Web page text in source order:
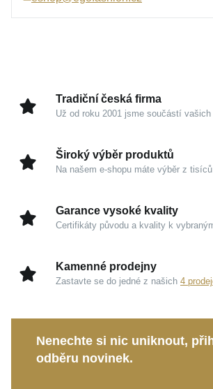
precizností a lehkostí, která vás bude
dnem.
Kouzlo v detailech
nadčasovou hodnotou.
na vaší pokožce.
Ať už se chystáte na výjimečnou
Tradiční česká firma
Už od roku 2001 jsme součástí vašich
Široký výběr produktů
Na našem e-shopu máte výběr z
Garance vysoké kvality
Certifikáty původu a kvality k
Kamenné prodejny
Zastavte se do jedné z našich 4
Nenechte si nic uniknout,
odběru novinek.